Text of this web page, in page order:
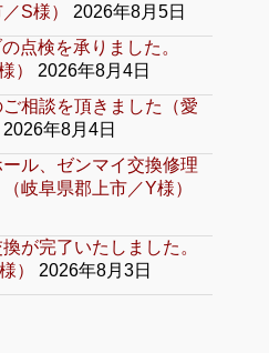
S様）
2026年8月5日
点検を承りました。
）
2026年8月4日
相談を頂きました（愛
2026年8月4日
ル、ゼンマイ交換修理
岐阜県郡上市／Y様）
が完了いたしました。
）
2026年8月3日